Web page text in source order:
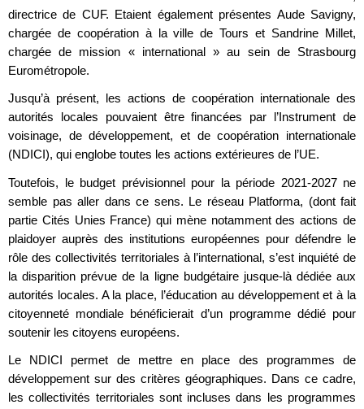
directrice de CUF. Etaient également présentes Aude Savigny,
chargée de coopération à la ville de Tours et Sandrine Millet,
chargée de mission « international » au sein de Strasbourg
Eurométropole.
Jusqu’à présent, les actions de coopération internationale des
autorités locales pouvaient être financées par l’Instrument de
voisinage, de développement, et de coopération internationale
(NDICI), qui englobe toutes les actions extérieures de l’UE.
Toutefois, le budget prévisionnel pour la période 2021-2027 ne
semble pas aller dans ce sens. Le réseau Platforma, (dont fait
partie Cités Unies France) qui mène notamment des actions de
plaidoyer auprès des institutions européennes pour défendre le
rôle des collectivités territoriales à l’international, s’est inquiété de
la disparition prévue de la ligne budgétaire jusque-là dédiée aux
autorités locales. A la place, l’éducation au développement et à la
citoyenneté mondiale bénéficierait d’un programme dédié pour
soutenir les citoyens européens.
Le NDICI permet de mettre en place des programmes de
développement sur des critères géographiques. Dans ce cadre,
les collectivités territoriales sont incluses dans les programmes